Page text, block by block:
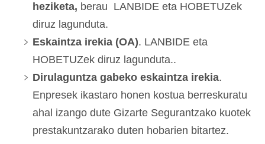
heziketa, berau LANBIDE eta HOBETUZek
diruz lagunduta.
Eskaintza irekia (OA). LANBIDE eta
HOBETUZek diruz lagunduta..
Dirulaguntza gabeko eskaintza irekia.
Enpresek ikastaro honen kostua berreskuratu
ahal izango dute Gizarte Segurantzako kuotek
prestakuntzarako duten hobarien bitartez.